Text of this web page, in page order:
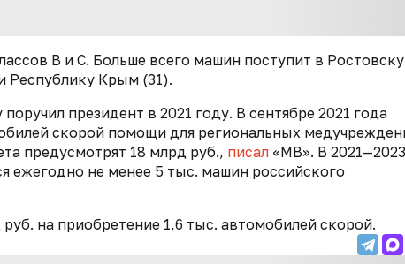
B и С. Больше всего машин поступит в
Республику Крым (31).
президент в 2021 году. В сентябре 2021 года
скорой помощи для региональных
предусмотрят 18 млрд руб., писал «МВ». В
ежегодно не менее 5 тыс. машин российского
на приобретение 1,6 тыс. автомобилей скорой.